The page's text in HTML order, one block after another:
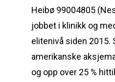
Heibø 99004805
jobbet i klinikk og
elitenivå siden 2015.
amerikanske
og opp over 25 %